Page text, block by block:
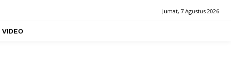
Jumat, 7 Agustus 2026
VIDEO